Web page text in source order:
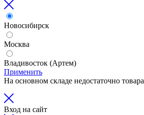
Новосибирск
Москва
Владивосток (Артем)
Применить
На основном складе недостаточно товара
Вход на сайт